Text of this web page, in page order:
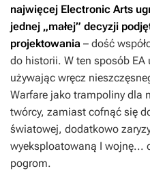
najwięcej Electronic Arts
jednej „małej” decyzji
projektowania – dość
do historii. W ten sposób EA
używając wręcz
Warfare jako trampoliny dla
twórcy, zamiast cofnąć się
światowej, dodatkowo
wyeksploatowaną I wojnę...
pogrom.